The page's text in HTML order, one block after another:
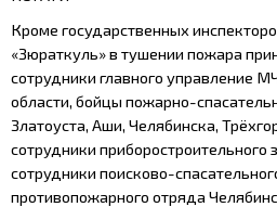
Кроме государственных
«Зюраткуль» в тушении пожара
сотрудники главного управление
области, бойцы пожарно-
Златоуста, Аши, Челябинска,
сотрудники приборостроительного
сотрудники поисково-
противопожарного отряда